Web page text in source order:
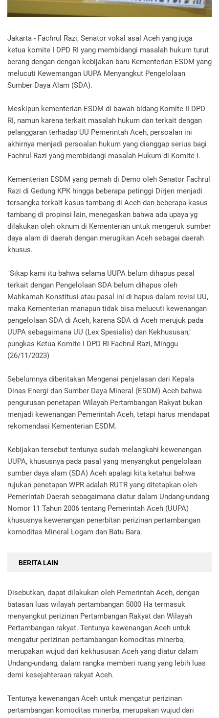
Jakarta - Fachrul Razi, Senator vokal asal Aceh yang juga
ketua komite I DPD RI yang membidangi masalah hukum turut
berang dengan dengan kebijakan baru Kementerian ESDM yang
melucuti Kewemangan UUPA Menyangkut Pengelolaan
Sumber Daya Alam (SDA).
Meskipun kementerian ESDM di bawah bidang Komite II DPD
RI, namun karena terkait masalah hukum dan terkait dengan
pelanggaran terhadap UU Pemerintah Aceh, persoalan ini
akhirnya menjadi persoalan hukum yang dianggap serius bagi
Fachrul Razi yang membidangi masalah Hukum di Komite I.
Kementerian ESDM yang pernah di Demo oleh Senator Fachrul
Razi di Gedung KPK hingga beberapa petinggi Dirjen menjadi
tersangka terkait kasus tambang di Aceh dan beberapa kasus
tambang di propinsi lain, menegaskan bahwa ada upaya yg
dilakukan oleh oknum di Kementerian untuk mengeruk sumber
daya alam di daerah dengan merugikan Aceh sebagai daerah
khusus.
"Sikap kami itu bahwa selama UUPA belum dihapus pasal
terkait dengan Pengelolaan SDA belum dihapus oleh
Mahkamah Konstitusi atau pasal ini di hapus dalam revisi UU,
maka Kementerian manapun tidak bisa melucuti kewenangan
pengelolaan SDA di Aceh, karena SDA di Aceh merujuk pada
UUPA sebagaimana UU (Lex Spesialis) dan Kekhususan,"
pungkas Ketua Komite I DPD RI Fachrul Razi, Minggu
(26/11/2023)
Sebelumnya diberitakan Mengenai penjelasan dari Kepala
Dinas Energi dan Sumber Daya Mineral (ESDM) Aceh bahwa
pengurusan penetapan Wilayah Pertambangan Rakyat bukan
menjadi kewenangan Pemerintah Aceh, tetapi harus mendapat
rekomendasi Kementerian ESDM.
Kebijakan tersebut tentunya sudah melangkahi kewenangan
UUPA, khususnya pada pasal yang menyangkut pengelolaan
sumber daya alam (SDA) Aceh apalagi kita ketahui bahwa
rujukan penetapan WPR adalah RUTR yang ditetapkan oleh
Pemerintah Daerah sebagaimana diatur dalam Undang-undang
Nomor 11 Tahun 2006 tentang Pemerintah Aceh (UUPA)
khususnya kewenangan penerbitan perizinan pertambangan
komoditas Mineral Logam dan Batu Bara.
BERITA LAIN
Disebutkan, dapat dilakukan oleh Pemerintah Aceh, dengan
batasan luas wilayah pertambangan 5000 Ha termasuk
menyangkut perizinan Pertambangan Rakyat dan Wilayah
Pertambangan rakyat. Tentunya kewenangan Aceh untuk
mengatur perizinan pertambangan komoditas minerba,
merupakan wujud dari kekhususan Aceh yang diatur dalam
Undang-undang, dalam rangka memberi ruang yang lebih luas
demi kesejahteraan rakyat Aceh.
Tentunya kewenangan Aceh untuk mengatur perizinan
pertambangan komoditas minerba, merupakan wujud dari